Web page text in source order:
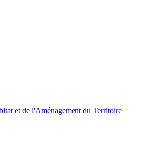
et de l'Aménagement du Territoire